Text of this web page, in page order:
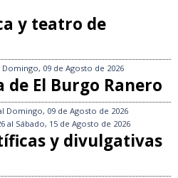
y teatro de
Domingo, 09 de Agosto de 2026
de El Burgo Ranero
Domingo, 09 de Agosto de 2026
al Sábado, 15 de Agosto de 2026
y divulgativas